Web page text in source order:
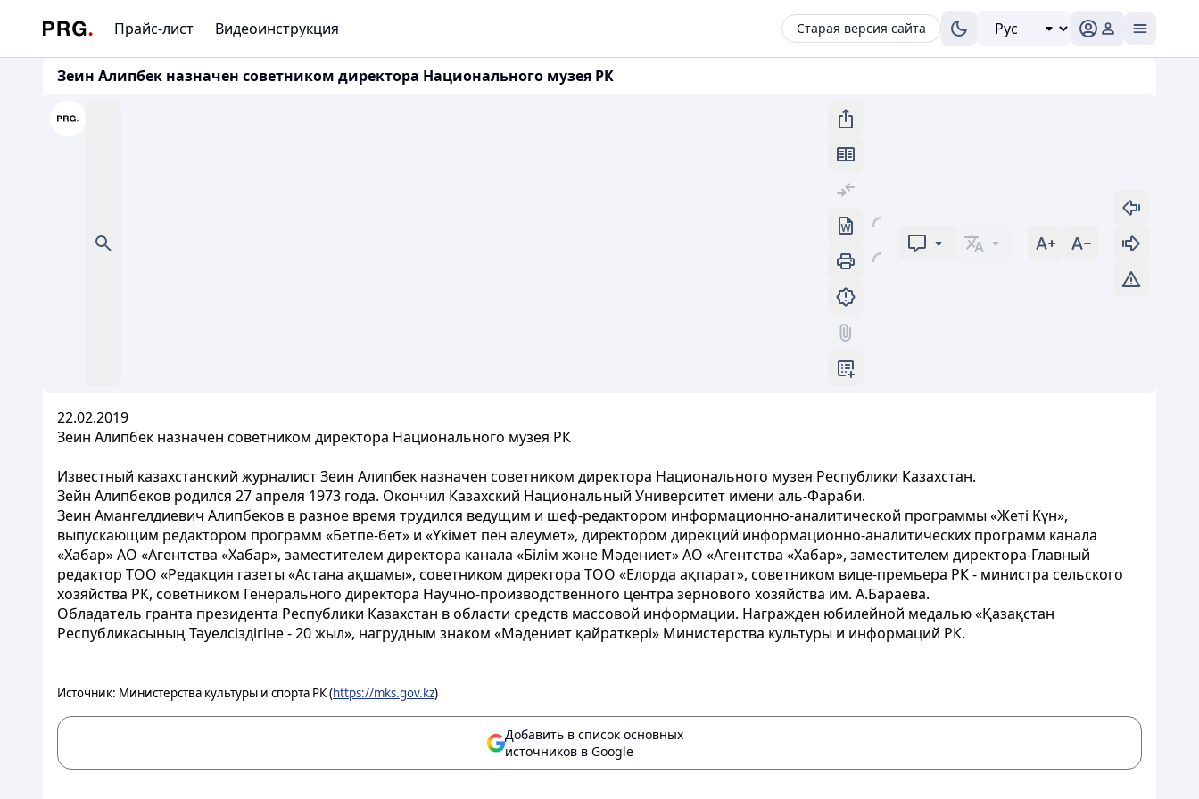
Прайс-лист Видеоинструкция Старая версия сайта
Зеин Алипбек назначен советником директора Национального музея РК
22.02.2019
Зеин Алипбек назначен советником директора Национального музея РК
Известный казахстанский журналист Зеин Алипбек назначен советником директора Национального музея Республики Казахстан.
Зейн Алипбеков родился 27 апреля 1973 года. Окончил Казахский Национальный Университет имени аль-Фараби.
Зеин Амангелдиевич Алипбеков в разное время трудился ведущим и шеф-редактором информационно-аналитической программы «Жетi Kүн»,
выпускающим редактором программ «Бетпе-бет» и «Yкімет пен әлеумет», директором дирекций информационно-аналитических программ канала
«Хабар» АО «Агентства «Хабар», заместителем директора канала «Білім және Мәдениет» АО «Агентства «Хабар», заместителем директора-Главный
редактор ТОО «Редакция газеты «Астана ақшамы», советником директора ТОО «Елорда ақпарат», советником вице-премьера РК - министра сельского
хозяйства РК, советником Генерального директора Научно-производственного центра зернового хозяйства им. А.Бараева.
Обладатель гранта президента Республики Казахстан в области средств массовой информации. Награжден юбилейной медалью «Қазақстан
Республикасының Тәуелсіздігіне - 20 жыл», нагрудным знаком «Мәдениет қайраткері» Министерства культуры и информаций РК.
Источник: Министерства культуры и спорта РК (https://mks.gov.kz)
Добавить в список основных
источников в Google